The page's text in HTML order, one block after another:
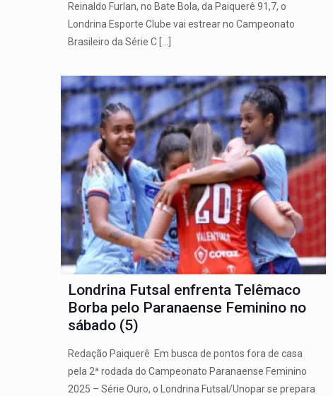
Reinaldo Furlan, no Bate Bola, da Paiquerê 91,7, o
Londrina Esporte Clube vai estrear no Campeonato
Brasileiro da Série C[…]
Londrina Futsal enfrenta Telêmaco
Borba pelo Paranaense Feminino no
sábado (5)
Redação Paiquerê Em busca de pontos fora de casa
pela 2ª rodada do Campeonato Paranaense Feminino
2025 – Série Ouro, o Londrina Futsal/Unopar se prepara